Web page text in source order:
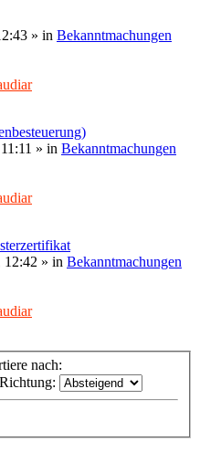
» in Bekanntmachungen
» in Bekanntmachungen
12:42 » in Bekanntmachungen
nach:
Richtung: